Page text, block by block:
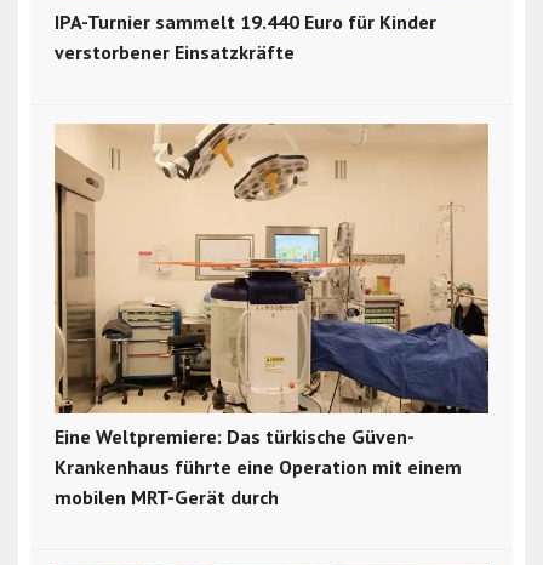
IPA-Turnier sammelt 19.440 Euro für Kinder
verstorbener Einsatzkräfte
Eine Weltpremiere: Das türkische Güven-
Krankenhaus führte eine Operation mit einem
mobilen MRT-Gerät durch